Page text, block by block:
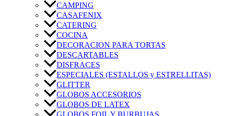
CAMPING
CASAFENIX
CATERING
COCINA
DECORACION PARA TORTAS
DESCARTABLES
DISFRACES
ESPECIALES (ESTALLOS y ESTRELLITAS)
GLITTER
GLOBOS ACCESORIOS
GLOBOS DE LATEX
GLOBOS FOIL Y BURBUJAS